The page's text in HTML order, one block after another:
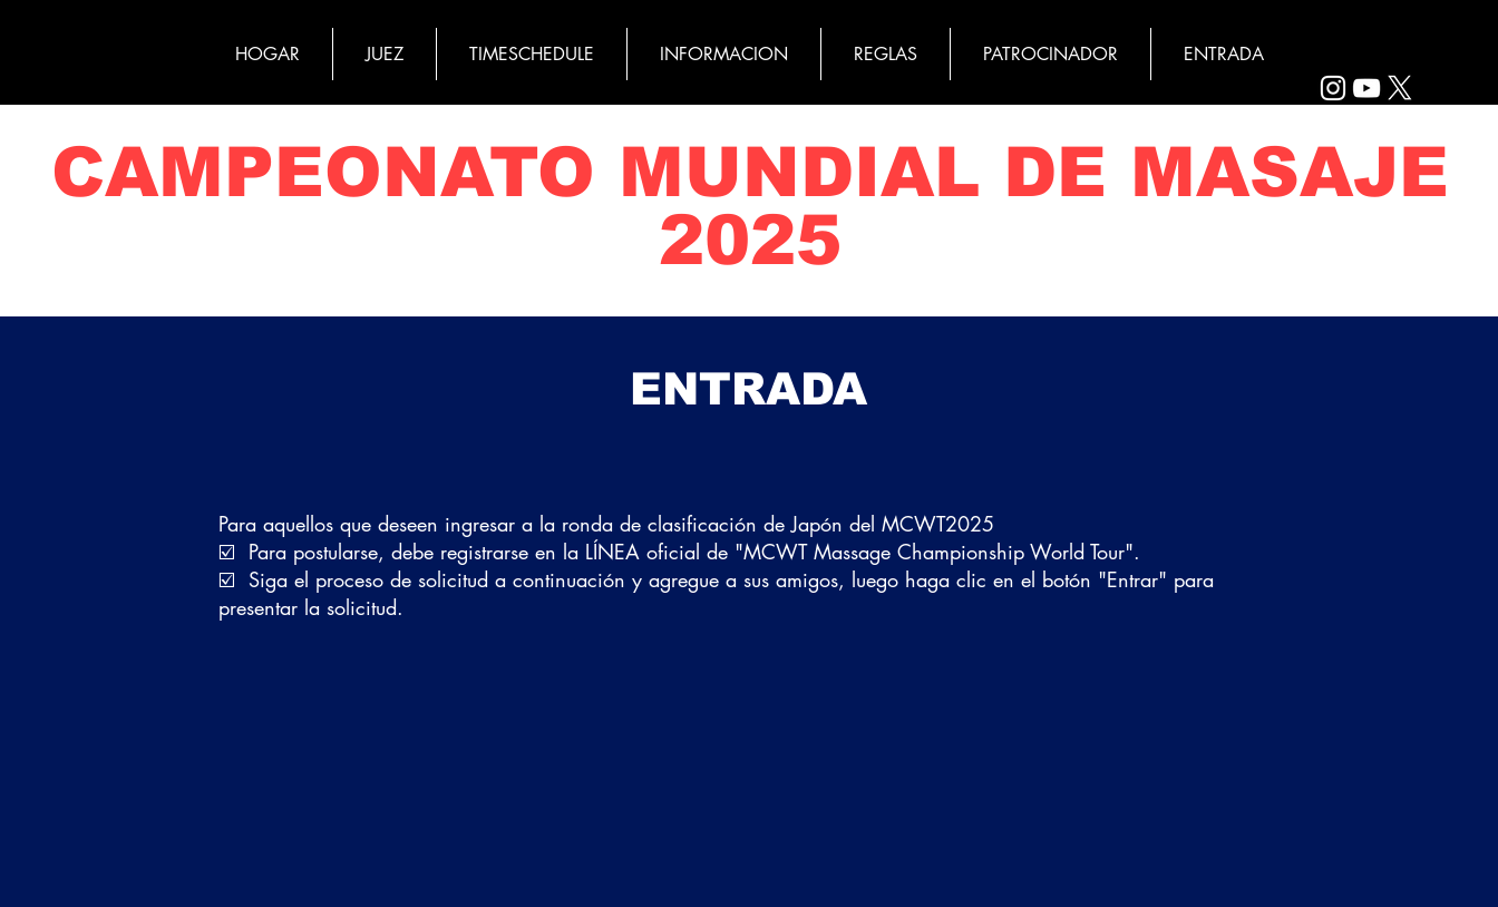
HOGAR JUEZ TIMESCHEDULE INFORMACION REGLAS PATROCINADOR ENTRADA
CAMPEONATO MUNDIAL DE MASAJE
2025
​ENTRADA
Para aquellos que deseen ingresar a la ronda de clasificación de Japón del MCWT2025
​☑️ ​ Para postularse, debe registrarse en la LÍNEA oficial de "MCWT Massage Championship World Tour".
​☑️ ​ Siga el proceso de solicitud a continuación y agregue a sus amigos, luego haga clic en el botón "Entrar" para
presentar la solicitud.